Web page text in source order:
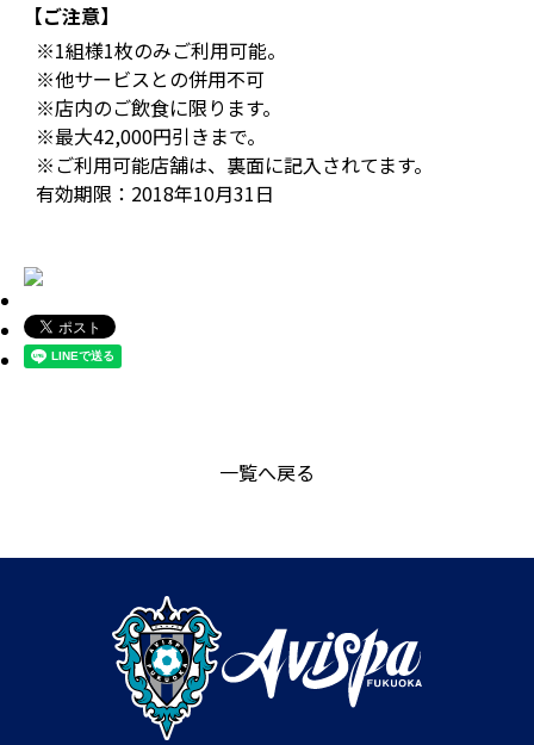
【ご注意】
※1組様1枚のみご利用可能。
※他サービスとの併用不可
※店内のご飲食に限ります。
※最大42,000円引きまで。
※ご利用可能店舗は、裏面に記入されてます。
有効期限：2018年10月31日
一覧へ戻る